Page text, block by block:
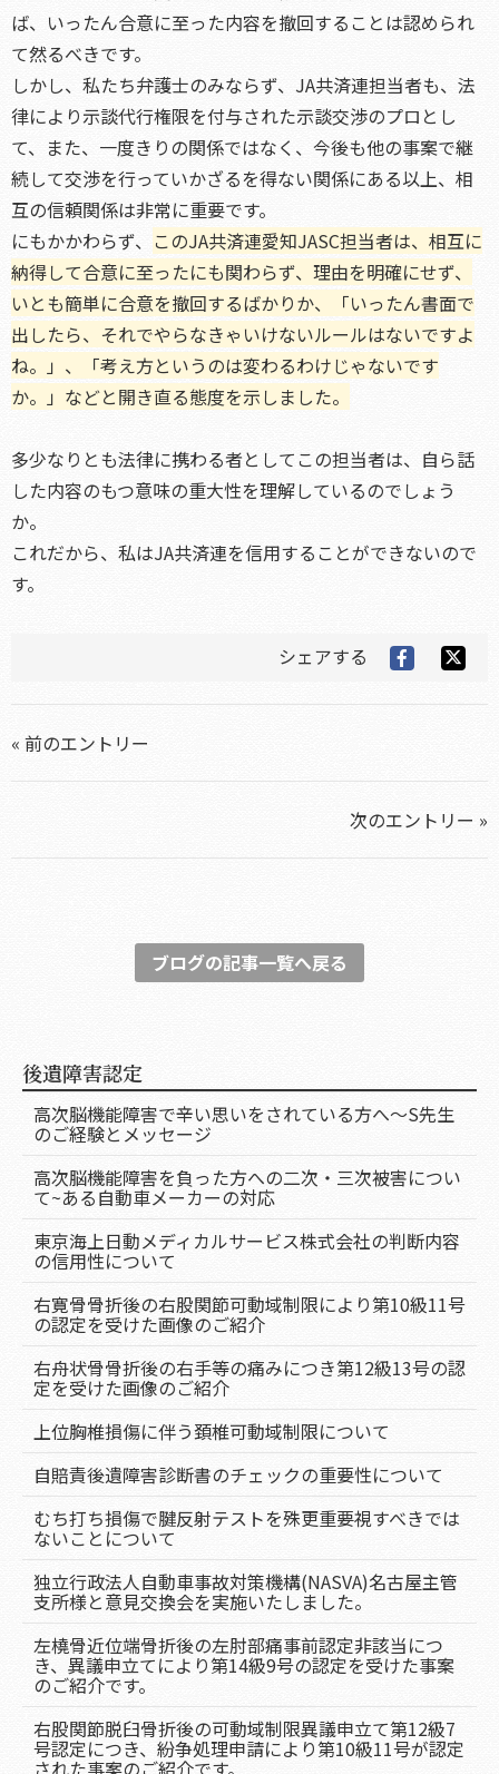
ば、いったん合意に至った内容を撤回することは認められ
て然るべきです。
しかし、私たち弁護士のみならず、JA共済連担当者も、法
律により示談代行権限を付与された示談交渉のプロとし
て、また、一度きりの関係ではなく、今後も他の事案で継
続して交渉を行っていかざるを得ない関係にある以上、相
互の信頼関係は非常に重要です。
にもかかわらず、 このJA共済連愛知JASC担当者は、相互に
納得して合意に至ったにも関わらず、理由を明確にせず、
いとも簡単に合意を撤回するばかりか、「いったん書面で
出したら、それでやらなきゃいけないルールはないですよ
ね。」、「考え方というのは変わるわけじゃないです
か。」などと開き直る態度を示しました。
多少なりとも法律に携わる者としてこの担当者は、自ら話
した内容のもつ意味の重大性を理解しているのでしょう
か。
これだから、私はJA共済連を信用することができないので
す。
シェアする
« 前のエントリー
次のエントリー »
ブログの記事一覧へ戻る
後遺障害認定
高次脳機能障害で辛い思いをされている方へ～S先生
のご経験とメッセージ
高次脳機能障害を負った方への二次・三次被害につい
て~ある自動車メーカーの対応
東京海上日動メディカルサービス株式会社の判断内容
の信用性について
右寛骨骨折後の右股関節可動域制限により第10級11号
の認定を受けた画像のご紹介
右舟状骨骨折後の右手等の痛みにつき第12級13号の認
定を受けた画像のご紹介
上位胸椎損傷に伴う頚椎可動域制限について
自賠責後遺障害診断書のチェックの重要性について
むち打ち損傷で腱反射テストを殊更重要視すべきでは
ないことについて
独立行政法人自動車事故対策機構(NASVA)名古屋主管
支所様と意見交換会を実施いたしました。
左橈骨近位端骨折後の左肘部痛事前認定非該当につ
き、異議申立てにより第14級9号の認定を受けた事案
のご紹介です。
右股関節脱臼骨折後の可動域制限異議申立て第12級7
号認定につき、紛争処理申請により第10級11号が認定
された事案のご紹介です。